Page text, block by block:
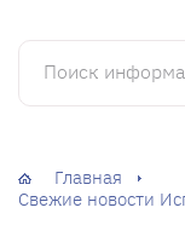
Поиск информации
Главная
Свежие новости